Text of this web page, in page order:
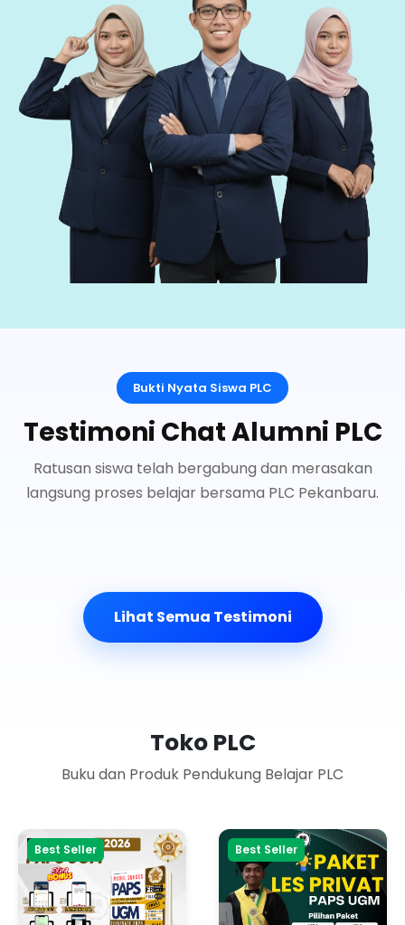
Bukti Nyata Siswa PLC
Testimoni Chat Alumni PLC
Ratusan siswa telah bergabung dan merasakan
langsung proses belajar bersama PLC Pekanbaru.
Lihat Semua Testimoni
Toko PLC
Buku dan Produk Pendukung Belajar PLC
Best Seller Best Seller